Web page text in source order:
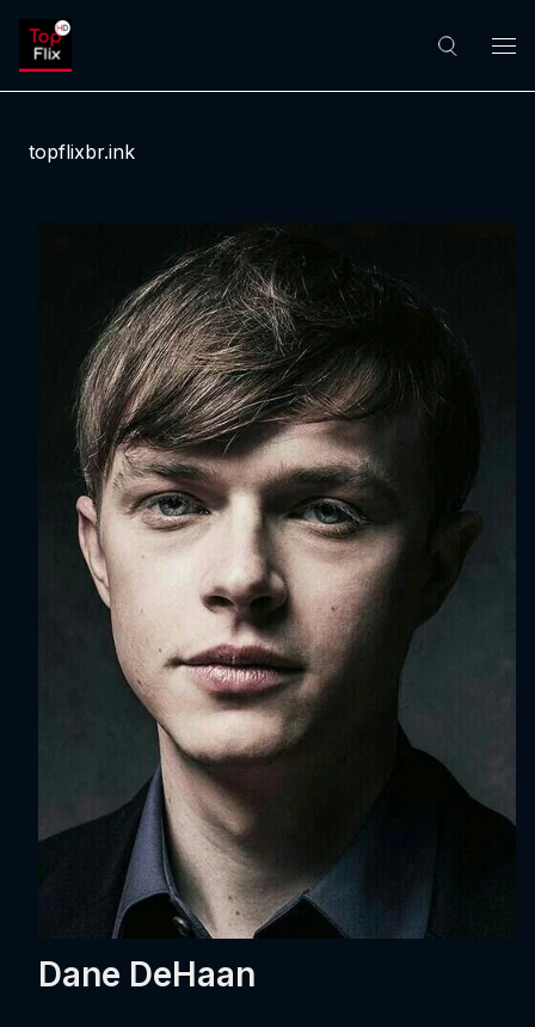
topflixbr.ink
Dane DeHaan